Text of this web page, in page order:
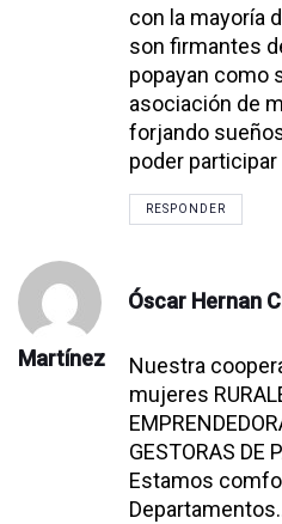
comment
con la mayoría
son firmantes
popayan como
asociación de
forjando
poder participar
RESPONDER
comment
Óscar Hernan
Martínez
Nuestra
mujeres
GESTORAS DE
Estamos
comment
comment
comment
comment
comment
comment
comment
comment
comment
comment
comment